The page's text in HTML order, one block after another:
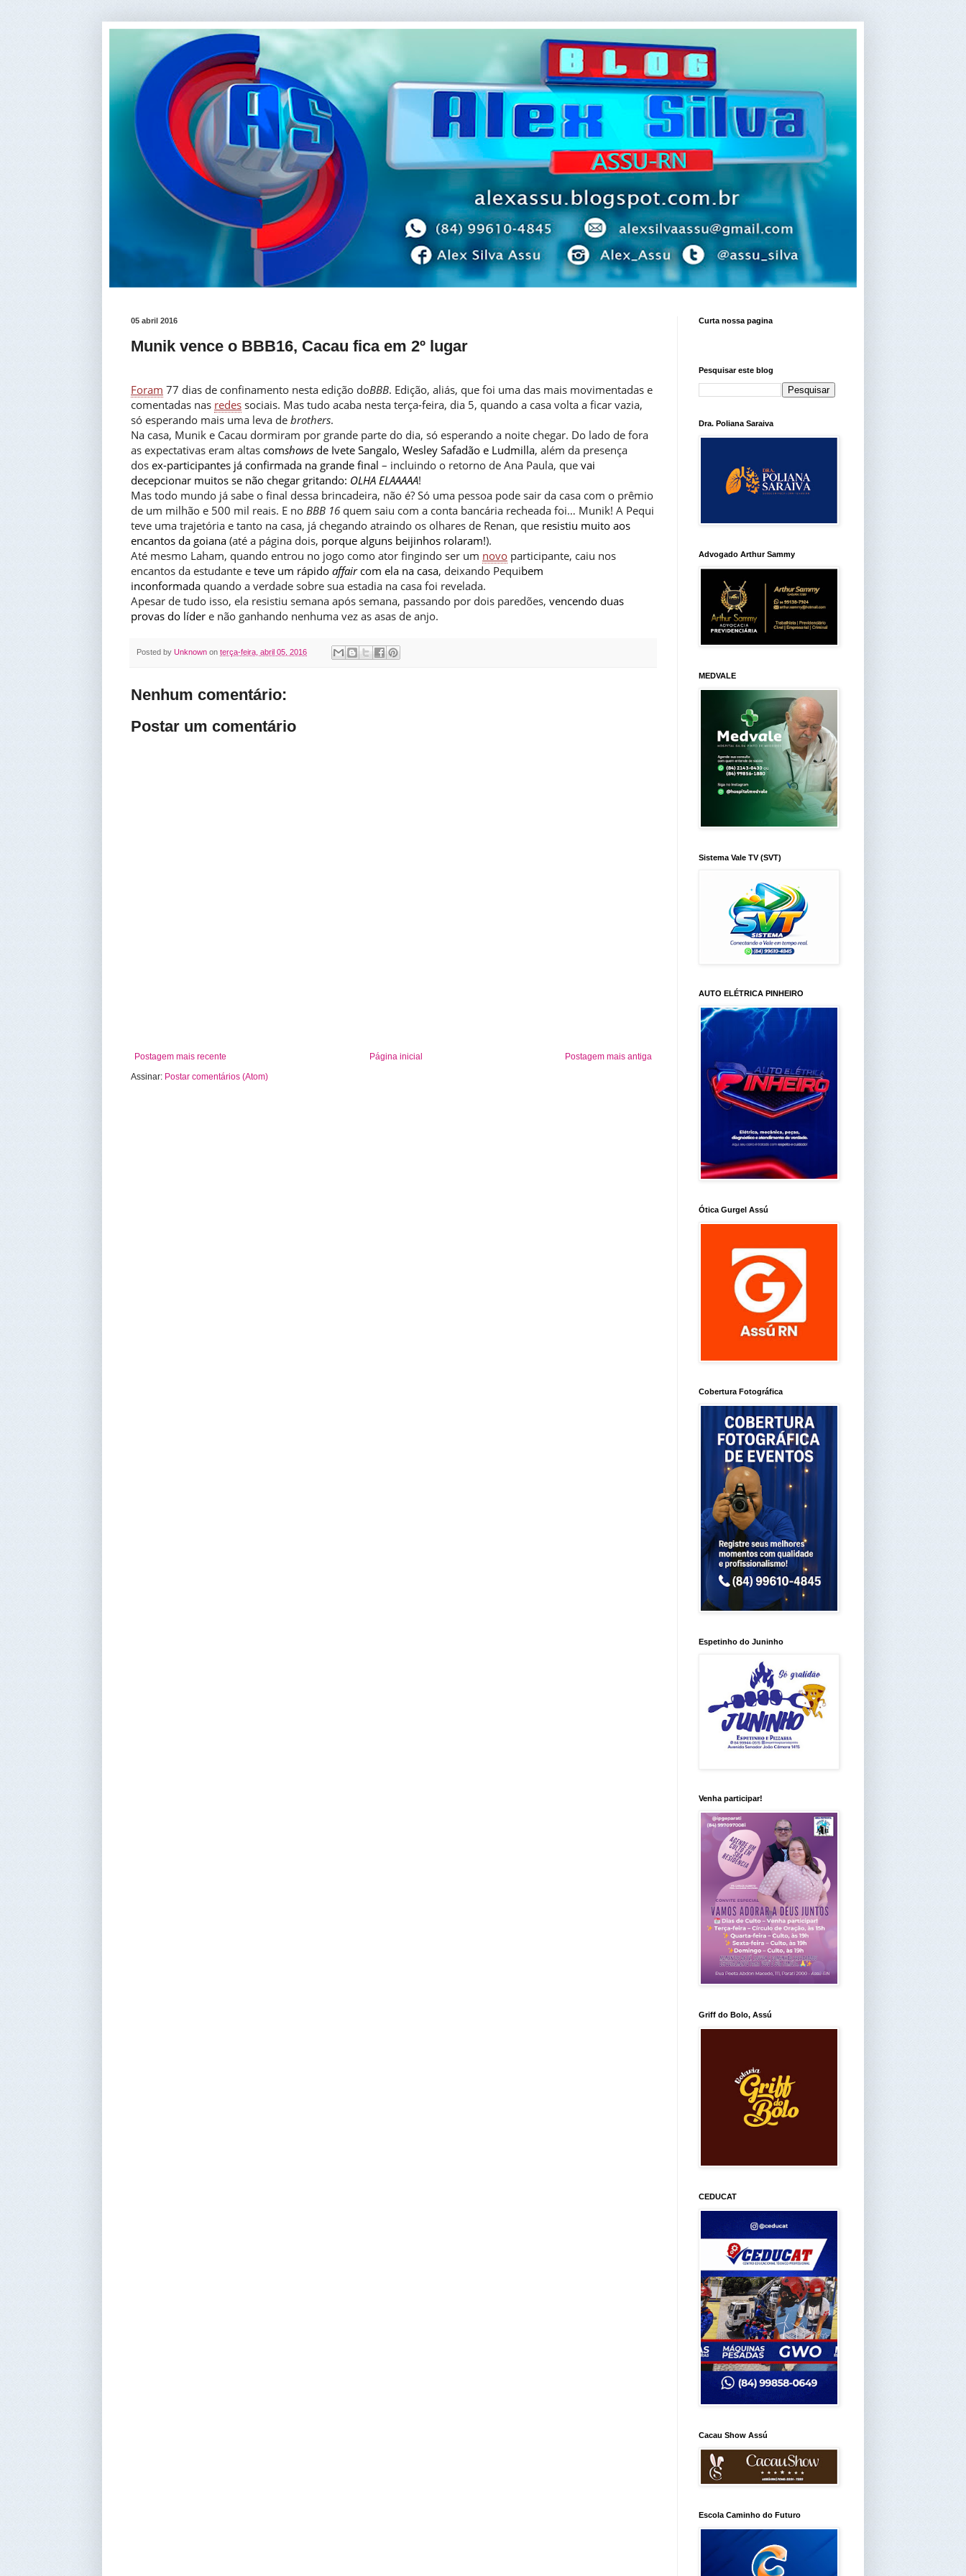
05 abril 2016
Munik vence o BBB16, Cacau fica em 2º lugar
Foram 77 dias de confinamento nesta edição doBBB. Edição, aliás, que foi uma das mais movimentadas e
comentadas nas redes sociais. Mas tudo acaba nesta terça-feira, dia 5, quando a casa volta a ficar vazia,
só esperando mais uma leva de brothers.
Na casa, Munik e Cacau dormiram por grande parte do dia, só esperando a noite chegar. Do lado de fora
as expectativas eram altas comshows de Ivete Sangalo, Wesley Safadão e Ludmilla, além da presença
dos ex-participantes já confirmada na grande final – incluindo o retorno de Ana Paula, que vai
decepcionar muitos se não chegar gritando: OLHA ELAAAAA!
Mas todo mundo já sabe o final dessa brincadeira, não é? Só uma pessoa pode sair da casa com o prêmio
de um milhão e 500 mil reais. E no BBB 16 quem saiu com a conta bancária recheada foi… Munik! A Pequi
teve uma trajetória e tanto na casa, já chegando atraindo os olhares de Renan, que resistiu muito aos
encantos da goiana (até a página dois, porque alguns beijinhos rolaram!).
Até mesmo Laham, quando entrou no jogo como ator fingindo ser um novo participante, caiu nos
encantos da estudante e teve um rápido affaircom ela na casa, deixando Pequibem
inconformada quando a verdade sobre sua estadia na casa foi revelada.
Apesar de tudo isso, ela resistiu semana após semana, passando por dois paredões, vencendo duas
provas do líder e não ganhando nenhuma vez as asas de anjo.
Posted by Unknown on terça-feira, abril 05, 2016
Nenhum comentário:
Postar um comentário
Postagem mais recente Postagem mais antiga
Página inicial
Assinar: Postar comentários (Atom)
Curta nossa pagina
Pesquisar este blog
Dra. Poliana Saraiva
Advogado Arthur Sammy
MEDVALE
Sistema Vale TV (SVT)
AUTO ELÉTRICA PINHEIRO
Ótica Gurgel Assú
Cobertura Fotográfica
Espetinho do Juninho
Venha participar!
Griff do Bolo, Assú
CEDUCAT
Cacau Show Assú
Escola Caminho do Futuro